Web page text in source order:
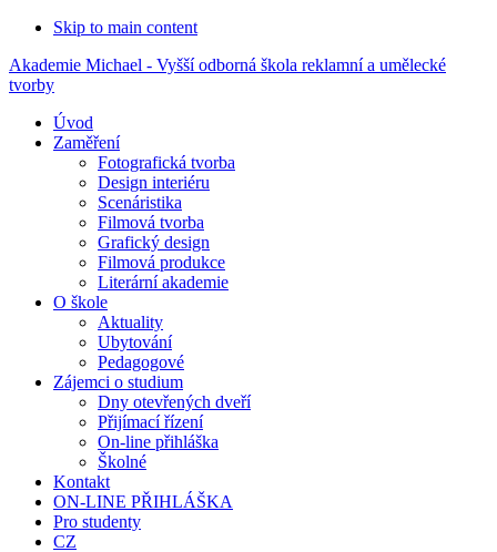
Skip to main content
Akademie Michael - Vyšší odborná škola reklamní a umělecké
tvorby
Úvod
Zaměření
Fotografická tvorba
Design interiéru
Scenáristika
Filmová tvorba
Grafický design
Filmová produkce
Literární akademie
O škole
Aktuality
Ubytování
Pedagogové
Zájemci o studium
Dny otevřených dveří
Přijímací řízení
On-line přihláška
Školné
Kontakt
ON-LINE PŘIHLÁŠKA
Pro studenty
CZ